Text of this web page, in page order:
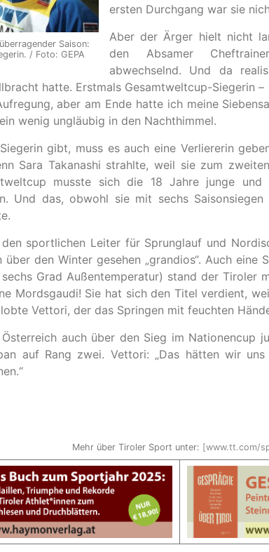
Saison:
/ Foto: GEPA
ersten Durchgang war sie
Aber der Ärger hielt nicht
den Absamer
abwechselnd. Und da
hatte. Erstmals Gesamtweltcup-Siegerin –
aber am Ende hatte ich meine
wenig ungläubig in den Nachthimmel.
gibt, muss es auch eine Verliererin
Sara Takanashi strahlte, weil sie zum
musste sich die 18 Jahre junge
Und das, obwohl sie mit sechs
sportlichen Leiter für Sprunglauf und
über den Winter gesehen „grandios“. Auch eine
Grad Außentemperatur) stand der Tiroler
Mordsgaudi! Sie hat sich den Titel verdient,
lobte Vettori, der das Springen mit feuchten
auch über den Sieg im Nationencup
auf Rang zwei. Vettori: „Das hätten wir
Mehr über Tiroler Sport unter: [www.tt.com/